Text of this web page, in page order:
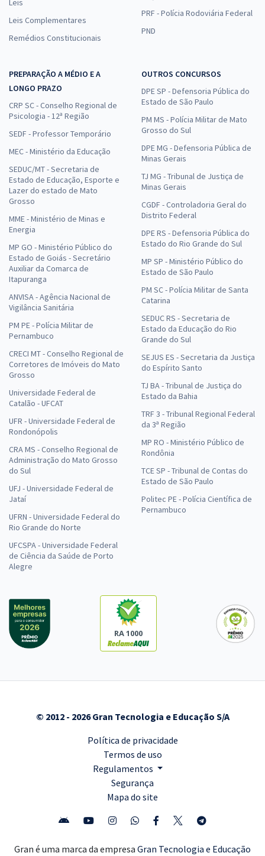
Leis
Leis Complementares
Remédios Constitucionais
PRF - Polícia Rodoviária Federal
PND
PREPARAÇÃO A MÉDIO E A
LONGO PRAZO
CRP SC - Conselho Regional de
Psicologia - 12ª Região
SEDF - Professor Temporário
MEC - Ministério da Educação
SEDUC/MT - Secretaria de
Estado de Educação, Esporte e
Lazer do estado de Mato
Grosso
MME - Ministério de Minas e
Energia
MP GO - Ministério Público do
Estado de Goiás - Secretário
Auxiliar da Comarca de
Itapuranga
ANVISA - Agência Nacional de
Vigilância Sanitária
PM PE - Polícia Militar de
Pernambuco
CRECI MT - Conselho Regional de
Corretores de Imóveis do Mato
Grosso
Universidade Federal de
Catalão - UFCAT
UFR - Universidade Federal de
Rondonópolis
CRA MS - Conselho Regional de
Administração do Mato Grosso
do Sul
UFJ - Universidade Federal de
Jataí
UFRN - Universidade Federal do
Rio Grande do Norte
UFCSPA - Universidade Federal
de Ciência da Saúde de Porto
Alegre
OUTROS CONCURSOS
DPE SP - Defensoria Pública do
Estado de São Paulo
PM MS - Polícia Militar de Mato
Grosso do Sul
DPE MG - Defensoria Pública de
Minas Gerais
TJ MG - Tribunal de Justiça de
Minas Gerais
CGDF - Controladoria Geral do
Distrito Federal
DPE RS - Defensoria Pública do
Estado do Rio Grande do Sul
MP SP - Ministério Público do
Estado de São Paulo
PM SC - Polícia Militar de Santa
Catarina
SEDUC RS - Secretaria de
Estado da Educação do Rio
Grande do Sul
SEJUS ES - Secretaria da Justiça
do Espírito Santo
TJ BA - Tribunal de Justiça do
Estado da Bahia
TRF 3 - Tribunal Regional Federal
da 3ª Região
MP RO - Ministério Público de
Rondônia
TCE SP - Tribunal de Contas do
Estado de São Paulo
Politec PE - Polícia Científica de
Pernambuco
RA 1000
© 2012 - 2026 Gran Tecnologia e Educação S/A
Política de privacidade
Termos de uso
Regulamentos
Segurança
Mapa do site
Gran é uma marca da empresa Gran Tecnologia e Educação